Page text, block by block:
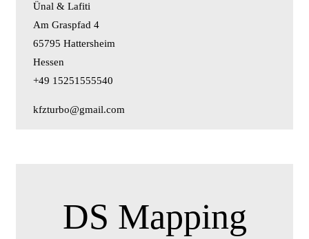
Ünal & Lafiti
Am Graspfad 4
65795 Hattersheim
Hessen
+49 15251555540
kfzturbo@gmail.com
DS Mapping